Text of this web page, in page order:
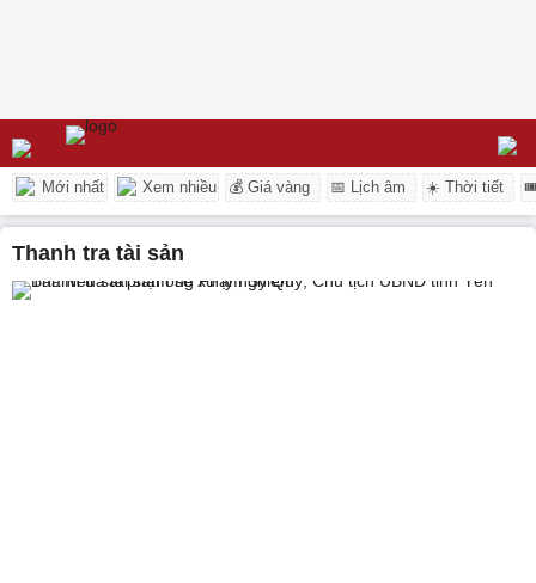
Mới nhất Xem nhiều 💰 Giá vàng 📅 Lịch âm ☀️ Thời tiết
thanh tra tài sản